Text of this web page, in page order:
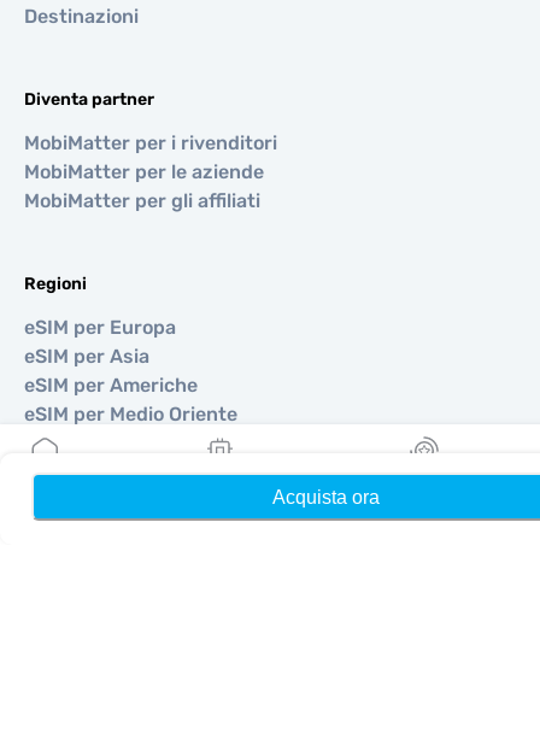
Acquista ora
Destinazioni
Diventa partner
MobiMatter per i rivenditori
MobiMatter per le aziende
MobiMatter per gli affiliati
Regioni
eSIM per Europa
eSIM per Asia
eSIM per Americhe
eSIM per Medio Oriente
eSIM per Oceania
eSIM per Africa
Le mie eSIM Ricompense